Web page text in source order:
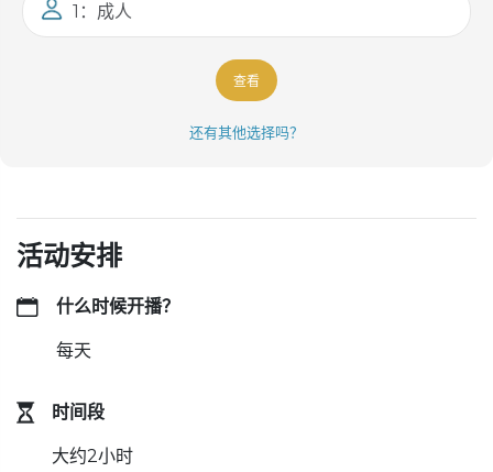
1：成人
查看
还有其他选择吗？
活动安排
什么时候开播？
每天
时间段
大约2小时